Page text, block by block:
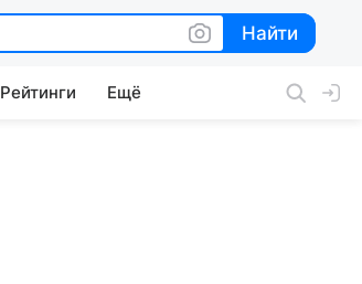
Найти
Найти
Рейтинги Ещё